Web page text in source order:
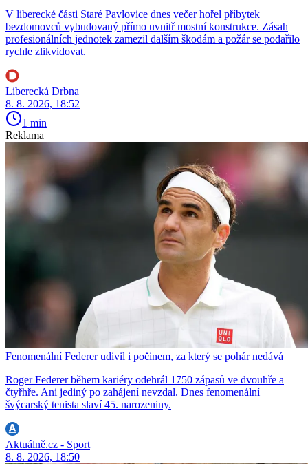
V liberecké části Staré Pavlovice dnes večer hořel příbytek
bezdomovců vybudovaný přímo uvnitř mostní konstrukce. Zásah
profesionálních jednotek zamezil dalším škodám a požár se podařilo
rychle zlikvidovat.
Liberecká Drbna
8. 8. 2026, 18:52
1 min
Reklama
Fenomenální Federer udivil i počinem, za který se pohár nedává
Roger Federer během kariéry odehrál 1750 zápasů ve dvouhře a
čtyřhře. Ani jediný po zahájení nevzdal. Dnes fenomenální
švýcarský tenista slaví 45. narozeniny.
Aktuálně.cz - Sport
8. 8. 2026, 18:50